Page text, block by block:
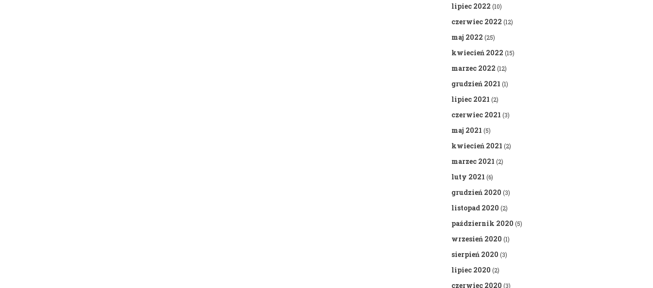
lipiec 2022 (10)
czerwiec 2022 (12)
maj 2022 (25)
kwiecień 2022 (15)
marzec 2022 (12)
grudzień 2021 (1)
lipiec 2021 (2)
czerwiec 2021 (3)
maj 2021 (5)
kwiecień 2021 (2)
marzec 2021 (2)
luty 2021 (6)
grudzień 2020 (3)
listopad 2020 (2)
październik 2020 (5)
wrzesień 2020 (1)
sierpień 2020 (3)
lipiec 2020 (2)
czerwiec 2020 (3)